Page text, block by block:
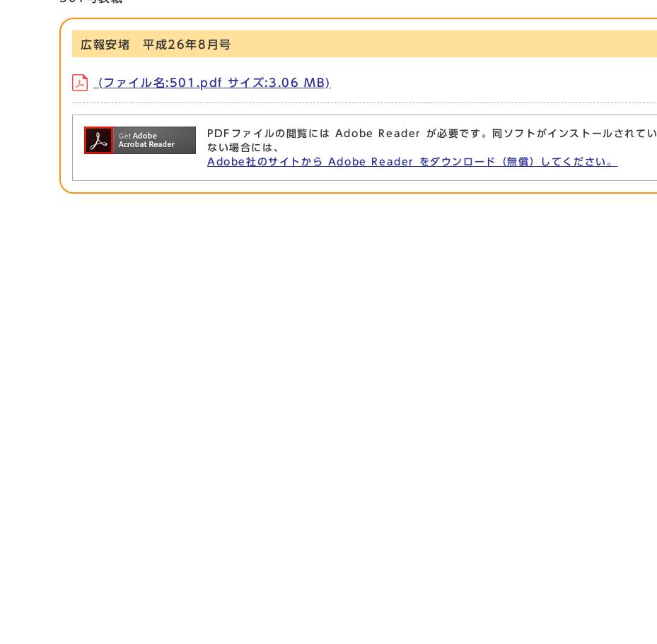
広報安堵 平成26年8月号
(ファイル名:501.pdf サイズ:3.06 MB)
PDFファイルの閲覧には Adobe Reader が必要です。同ソフトがインストールされてい
ない場合には、
Adobe社のサイトから Adobe Reader をダウンロード（無償）してください。